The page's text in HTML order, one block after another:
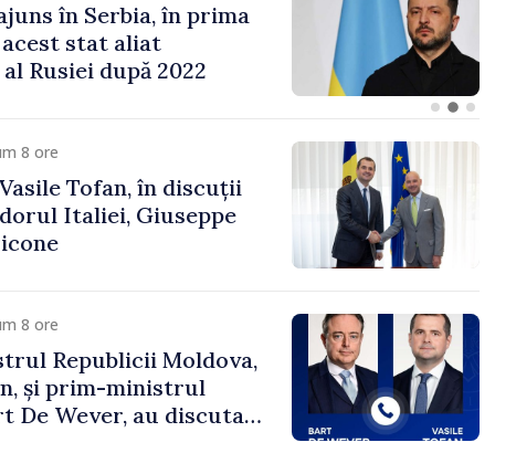
cooperării moldo-
de Prim-ministrul
și Ambasadorul Turciei,
8 ore
Tofan, în discuții
Italiei, Giuseppe
8 ore
Republicii Moldova,
și prim-ministrul
De Wever, au discutat